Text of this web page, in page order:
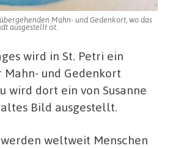
Mahn- und Gedenkort, wo das
ausgestellt ist.
wird in St. Petri ein
und Gedenkort
wird dort ein von Susanne
Bild ausgestellt.
weltweit Menschen